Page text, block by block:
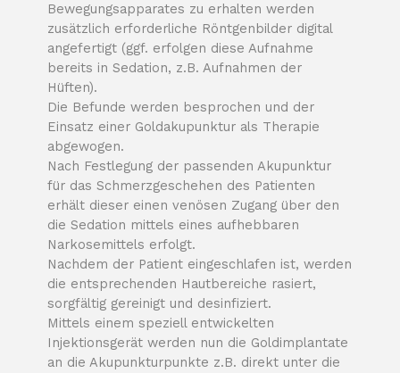
Bewegungsapparates zu erhalten werden
zusätzlich erforderliche Röntgenbilder digital
angefertigt (ggf. erfolgen diese Aufnahme
bereits in Sedation, z.B. Aufnahmen der
Hüften).
Die Befunde werden besprochen und der
Einsatz einer Goldakupunktur als Therapie
abgewogen.
Nach Festlegung der passenden Akupunktur
für das Schmerzgeschehen des Patienten
erhält dieser einen venösen Zugang über den
die Sedation mittels eines aufhebbaren
Narkosemittels erfolgt.
Nachdem der Patient eingeschlafen ist, werden
die entsprechenden Hautbereiche rasiert,
sorgfältig gereinigt und desinfiziert.
Mittels einem speziell entwickelten
Injektionsgerät werden nun die Goldimplantate
an die Akupunkturpunkte z.B. direkt unter die